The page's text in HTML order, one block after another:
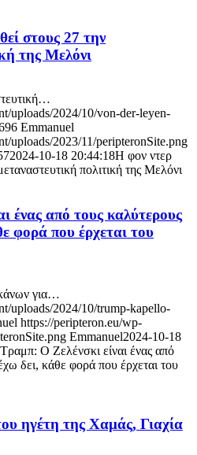
στους 27 την
της Μελόνι
uploads/2024/10/von-der-leyen-
Emmanuel
uploads/2023/11/peripteronSite.png
2024-10-18 20:44:18Η φον ντερ
πολιτική της Μελόνι
ένας από τους καλύτερους
φορά που έρχεται του
για…
uploads/2024/10/trump-kapello-
https://peripteron.eu/wp-
Emmanuel2024-10-18
Τραμπ: Ο Ζελένσκι είναι ένας από
δει, κάθε φορά που έρχεται του
ηγέτη της Χαμάς, Γιαχία